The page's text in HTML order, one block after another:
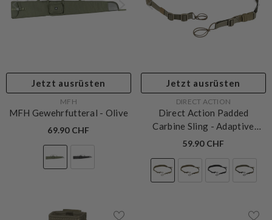
Jetzt ausrüsten
MFH
MFH Gewehrfutteral - Olive
69.90 CHF
Jetzt ausrüsten
VERKÄUFERIN:DIRECT ACTION
Direct Action Padded
Carbine Sling - Adaptive
Green
59.90 CHF